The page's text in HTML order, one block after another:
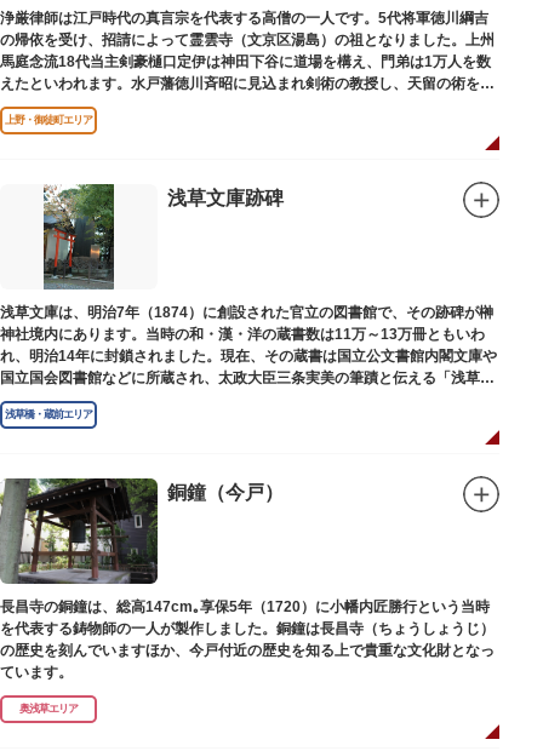
浄厳律師は江戸時代の真言宗を代表する高僧の一人です。5代将軍徳川綱吉
の帰依を受け、招請によって霊雲寺（文京区湯島）の祖となりました。上州
馬庭念流18代当主剣豪樋口定伊は神田下谷に道場を構え、門弟は1万人を数
えたといわれます。水戸藩徳川斉昭に見込まれ剣術の教授し、天留の術を創
案しました。お墓は妙極院（みょうごくいん）にあります。
上野・御徒町エリア
浅草文庫跡碑
浅草文庫は、明治7年（1874）に創設された官立の図書館で、その跡碑が榊
神社境内にあります。当時の和・漢・洋の蔵書数は11万～13万冊ともいわ
れ、明治14年に封鎖されました。現在、その蔵書は国立公文書館内閣文庫や
国立国会図書館などに所蔵され、太政大臣三条実美の筆蹟と伝える「浅草文
庫」の朱印が押されています。
浅草橋・蔵前エリア
銅鐘（今戸）
長昌寺の銅鐘は、総高147cm｡享保5年（1720）に小幡内匠勝行という当時
を代表する鋳物師の一人が製作しました。銅鐘は長昌寺（ちょうしょうじ）
の歴史を刻んでいますほか、今戸付近の歴史を知る上で貴重な文化財となっ
ています。
奥浅草エリア